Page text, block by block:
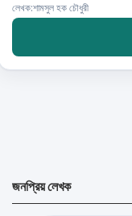
লেখক:শামসুল হক চৌধুরী
জনপ্রিয় লেখক